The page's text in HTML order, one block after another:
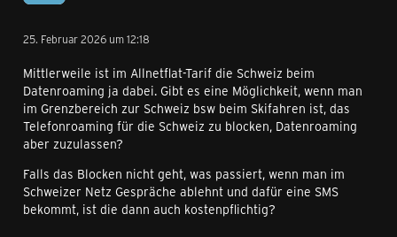
25. Februar 2026 um 12:18
Mittlerweile ist im Allnetflat-Tarif die Schweiz beim
Datenroaming ja dabei. Gibt es eine Möglichkeit, wenn man
im Grenzbereich zur Schweiz bsw beim Skifahren ist, das
Telefonroaming für die Schweiz zu blocken, Datenroaming
aber zuzulassen?
Falls das Blocken nicht geht, was passiert, wenn man im
Schweizer Netz Gespräche ablehnt und dafür eine SMS
bekommt, ist die dann auch kostenpflichtig?